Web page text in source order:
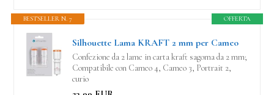
OFFERTA
BESTSELLER N. 7
Silhouette Lama KRAFT 2 mm per Cameo
Confezione da 2 lame in carta kraft sagoma da 2 mm;
Compatibile con Cameo 4, Cameo 3, Portrait 2,
curio